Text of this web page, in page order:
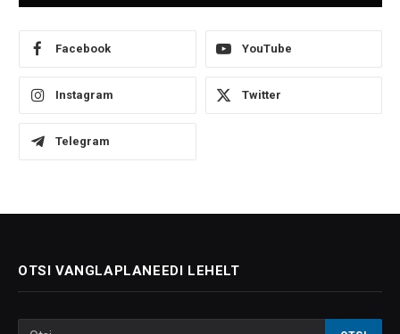
Facebook YouTube
Instagram Twitter
Telegram
OTSI VANGLAPLANEEDI LEHELT